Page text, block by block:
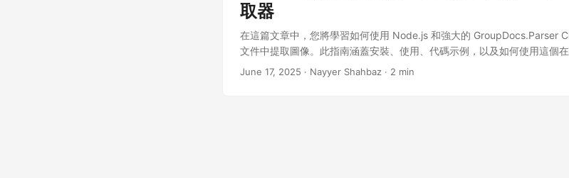
取器
在這篇文章中，您將學習如何使用 Node.js 和強大的 GroupDocs.Parser
文件中提取圖像。此指南涵蓋安裝、使用、代碼示例，以及如何使用這個在
June 17, 2025 · Nayyer Shahbaz · 2 min